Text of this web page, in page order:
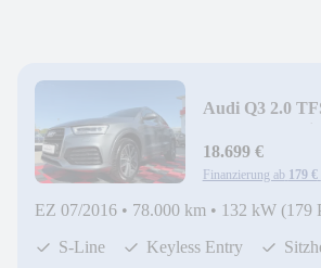
Audi Q3 2.0
18.699 €
Finanzierung ab 179 €
EZ 07/2016 • 78.000 km • 132 kW (179
S-Line
Keyless Entry